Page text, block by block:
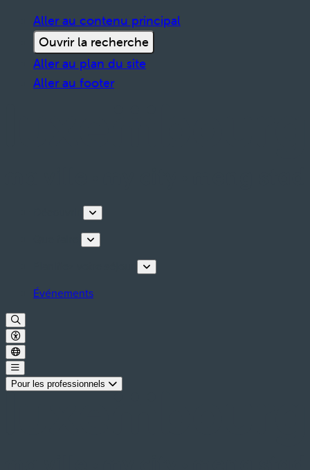
Aller au contenu principal
Ouvrir la recherche
Aller au plan du site
Aller au footer
Événements
Pour les professionnels